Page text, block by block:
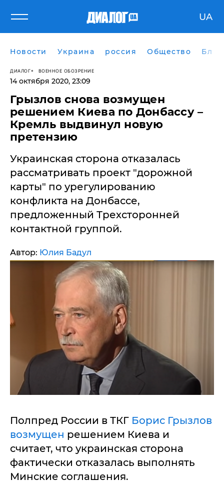
UA
Новости Украина россия Общество
ДИАЛОГ ВОЕННОЕ ОБОЗРЕНИЕ
14 октября 2020, 23:09
Грызлов снова возмущен
решением Киева по Донбассу –
Кремль выдвинул новую
претензию
Украинская сторона отказалась
рассматривать проект "дорожной
карты" по урегулированию
конфликта на Донбассе,
предложенный Трехсторонней
контактной группой.
Автор: Юлия Бадул
Полпред России в ТКГ Борис Грызлов
возмущен решением Киева и
считает, что украинская сторона
фактически отказалась выполнять
Минские соглашения.